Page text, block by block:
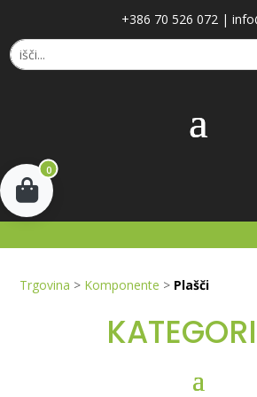
+386 70 526 072 |
0
Trgovina > Komponente > Plašči